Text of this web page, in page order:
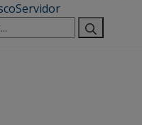
Servidor